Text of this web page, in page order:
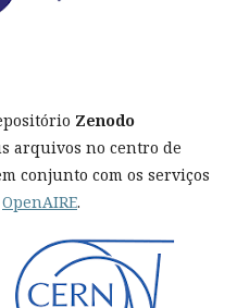
Zenodo
arquivos no centro de
conjunto com os serviços
OpenAIRE.